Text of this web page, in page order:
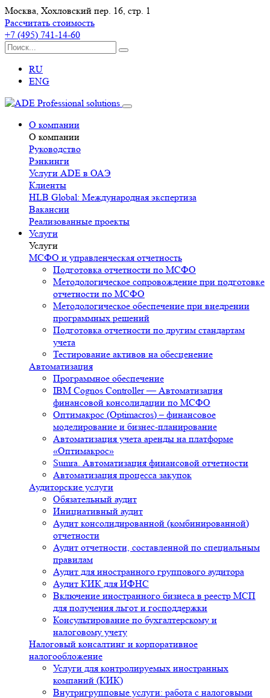
Москва, Хохловский пер. 16, стр. 1
Рассчитать стоимость
+7 (495) 741-14-60
RU
ENG
О компании
О компании
Руководство
Рэнкинги
Услуги ADE в ОАЭ
Клиенты
HLB Global: Международная экспертиза
Вакансии
Реализованные проекты
Услуги
Услуги
МСФО и управленческая отчетность
Подготовка отчетности по МСФО
Методологическое сопровождение при подготовке
отчетности по МСФО
Методологическое обеспечение при внедрении
программных решений
Подготовка отчетности по другим стандартам
учета
Тестирование активов на обесценение
Автоматизация
Программное обеспечение
IBM Cognos Controller — Автоматизация
финансовой консолидации по МСФО
Оптимакрос (Optimacros) – финансовое
моделирование и бизнес-планирование
Автоматизация учета аренды на платформе
«Оптимакрос»
Sumra. Автоматизация финансовой отчетности
Автоматизация процесса закупок
Аудиторские услуги
Обязательный аудит
Инициативный аудит
Аудит консолидированной (комбинированной)
отчетности
Аудит отчетности, составленной по специальным
правилам
Аудит для иностранного группового аудитора
Аудит КИК для ИФНС
Включение иностранного бизнеса в реестр МСП
для получения льгот и господдержки
Консультирование по бухгалтерскому и
налоговому учету
Налоговый консалтинг и корпоративное
налогообложение
Услуги для контролируемых иностранных
компаний (КИК)
Внутригрупповые услуги: работа с налоговыми